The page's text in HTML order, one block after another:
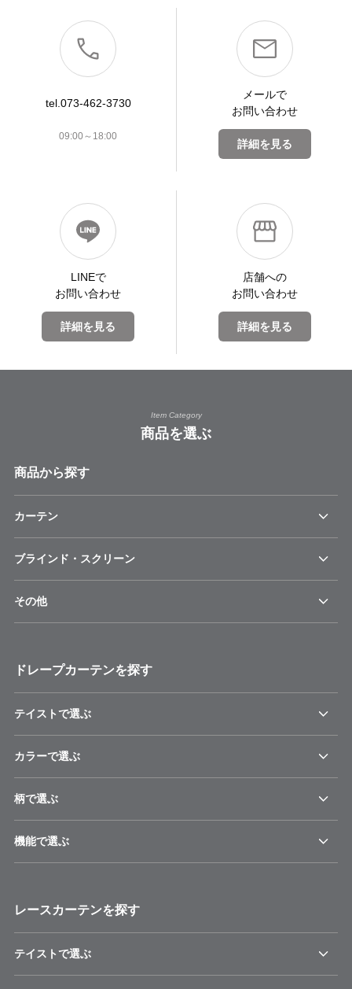
tel.073-462-3730
09:00～18:00
メールで
お問い合わせ
詳細を見る
LINEで
お問い合わせ
詳細を見る
店舗への
お問い合わせ
詳細を見る
Item Category
商品を選ぶ
商品から探す
カーテン
ブラインド・スクリーン
その他
ドレープカーテンを探す
テイストで選ぶ
カラーで選ぶ
柄で選ぶ
機能で選ぶ
レースカーテンを探す
テイストで選ぶ